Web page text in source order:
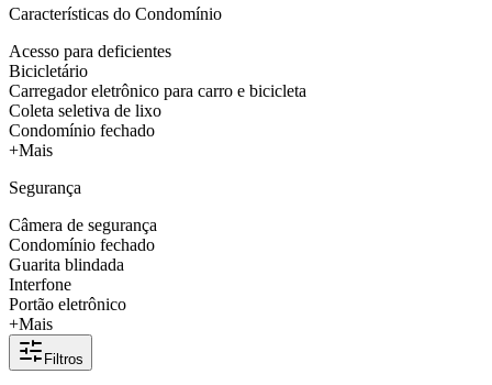
Características do Condomínio
Acesso para deficientes
Bicicletário
Carregador eletrônico para carro e bicicleta
Coleta seletiva de lixo
Condomínio fechado
+Mais
Segurança
Câmera de segurança
Condomínio fechado
Guarita blindada
Interfone
Portão eletrônico
+Mais
Filtros